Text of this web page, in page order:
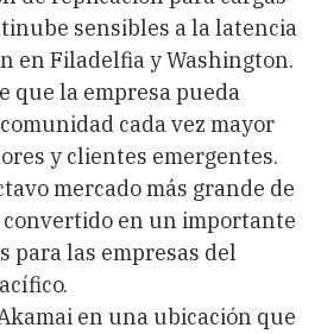
sensibles a la latencia
en Filadelfia y Washington.
que la empresa pueda
cada vez mayor
y clientes emergentes.
mercado más grande de
convertido en un importante
para las empresas del
en una ubicación que